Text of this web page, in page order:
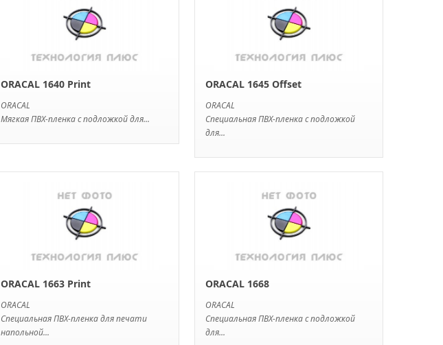
ORACAL 1640 Print
ORACAL
Мягкая ПВХ-пленка с подложкой для...
ORACAL 1645 Offset
ORACAL
Специальная ПВХ-пленка с подложкой
для...
ORACAL 1663 Print
ORACAL
Специальная ПВХ-пленка для печати
напольной...
ORACAL 1668
ORACAL
Специальная ПВХ-пленка с подложкой
для...